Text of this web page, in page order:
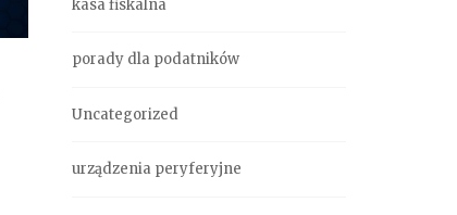
kasa fiskalna
porady dla podatników
Uncategorized
urządzenia peryferyjne